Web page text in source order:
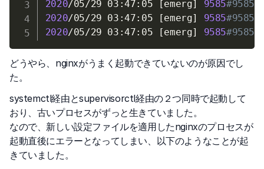
2020/05/29 03:47:05 [emerg] 9585
2020/05/29 03:47:05 [emerg] 9585
2020/05/29 03:47:05 [emerg] 9585
どうやら、nginxがうまく起動できていないのが原因でし
た。
systemctl経由とsupervisorctl経由の２つ同時で起動して
おり、古いプロセスがずっと生きていました。
なので、新しい設定ファイルを適用したnginxのプロセスが
起動直後にエラーとなってしまい、以下のようなことが起
きていました。